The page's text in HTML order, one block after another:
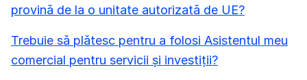
provină de la o unitate autorizată de UE?
Trebuie să plătesc pentru a folosi Asistentul meu
comercial pentru servicii și investiții?